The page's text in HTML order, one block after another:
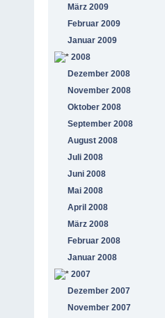
März 2009
Februar 2009
Januar 2009
2008
Dezember 2008
November 2008
Oktober 2008
September 2008
August 2008
Juli 2008
Juni 2008
Mai 2008
April 2008
März 2008
Februar 2008
Januar 2008
2007
Dezember 2007
November 2007